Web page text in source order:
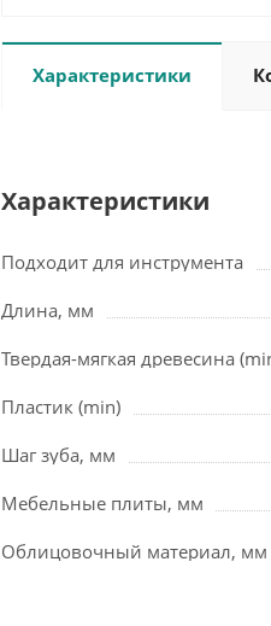
Характеристики
Характеристики
Подходит для инструмента
Длина, мм
Твердая-мягкая древесина
Пластик (min)
Шаг зуба, мм
Мебельные плиты, мм
Облицовочный материал, мм